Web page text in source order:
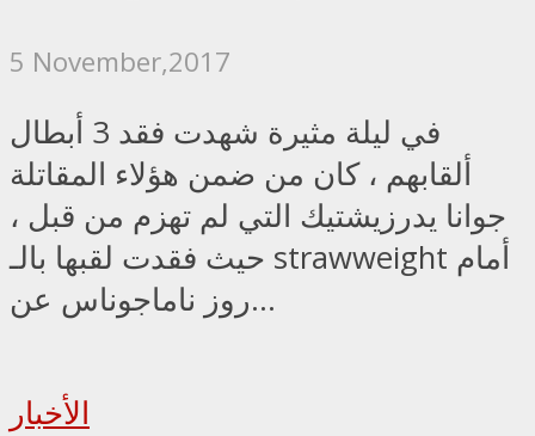
5 November,2017
في ليلة مثيرة شهدت فقد 3 أبطال
ألقابهم ، كان من ضمن هؤلاء المقاتلة
جوانا يدرزيشتيك التي لم تهزم من قبل ،
حيث فقدت لقبها بالـ strawweight أمام
روز ناماجوناس عن...
الأخبار